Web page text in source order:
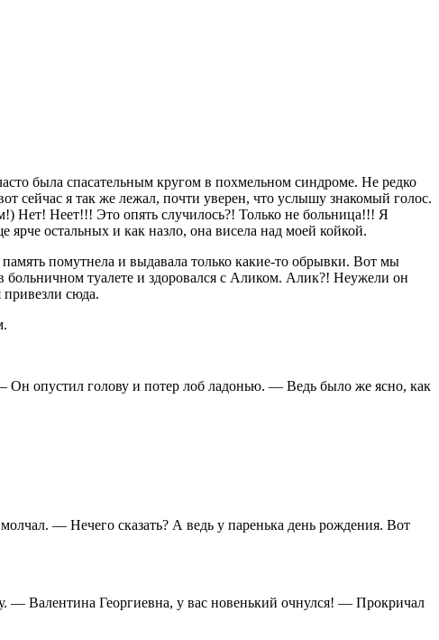
была спасательным кругом в похмельном синдроме. Не редко
сейчас я так же лежал, почти уверен, что услышу знакомый голос.
Нет! Неет!!! Это опять случилось?! Только не больница!!! Я
остальных и как назло, она висела над моей койкой.
помутнела и выдавала только какие-то обрывки. Вот мы
больничном туалете и здоровался с Аликом. Алик?! Неужели он
привезли сюда.
Он опустил голову и потер лоб ладонью. — Ведь было же ясно, как
— Нечего сказать? А ведь у паренька день рождения. Вот
— Валентина Георгиевна, у вас новенький очнулся! — Прокричал